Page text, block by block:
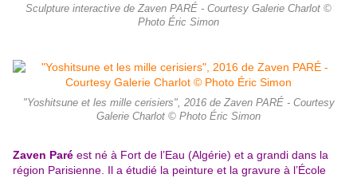
Sculpture interactive de Zaven PARÉ - Courtesy Galerie Charlot ©
Photo Éric Simon
"Yoshitsune et les mille cerisiers", 2016 de Zaven PARÉ - Courtesy
Galerie Charlot © Photo Éric Simon
Zaven Paré est né à Fort de l’Eau (Algérie) et a grandi dans la
région Parisienne. Il a étudié la peinture et la gravure à l’École